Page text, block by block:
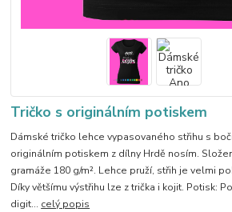
Tričko s originálním potiskem
Dámské tričko lehce vypasovaného střihu s
originálním potiskem z dílny Hrdě nosím.
gramáže 180 g/m². Lehce pruží, střih je velmi
Díky většímu výstřihu lze z trička i kojit. Potisk:
digit... celý popis